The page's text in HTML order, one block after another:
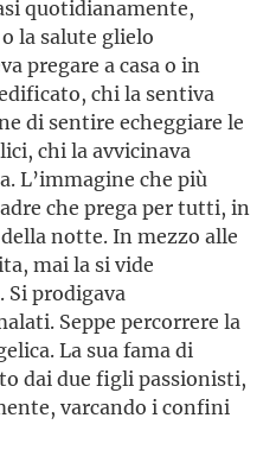
quotidianamente,
la salute glielo
pregare a casa o in
chi la sentiva
di sentire echeggiare le
chi la avvicinava
L’immagine che più
che prega per tutti, in
notte. In mezzo alle
mai la si vide
Si prodigava
Seppe percorrere la
La sua fama di
dai due figli passionisti,
varcando i confini